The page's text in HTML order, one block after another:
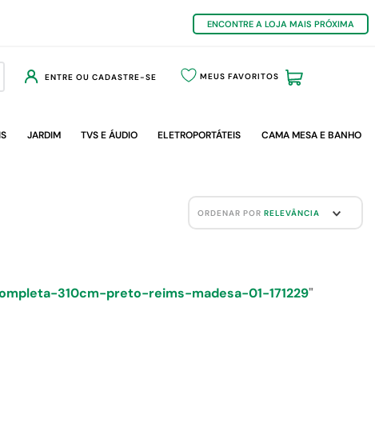
ENCONTRE A LOJA MAIS PRÓXIMA
ENTRE OU CADASTRE-SE MEUS FAVORITOS
JARDIM TVS E ÁUDIO ELETROPORTÁTEIS CAMA MESA E BANHO
ORDENAR POR RELEVÂNCIA
310cm-preto-reims-madesa-01-171229"